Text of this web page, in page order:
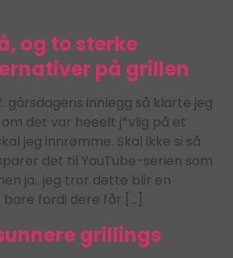
og to sterke
på grillen
gårsdagens innlegg så klarte jeg
det var heeelt j*vlig på et
jeg innrømme. Skal ikke si så
det til YouTube-serien som
ja.. jeg tror dette blir en
fordi dere får […]
grillings